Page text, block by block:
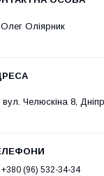
Олег Оліярник
вул. Челюскіна 8,
+380 (96) 532-34-34